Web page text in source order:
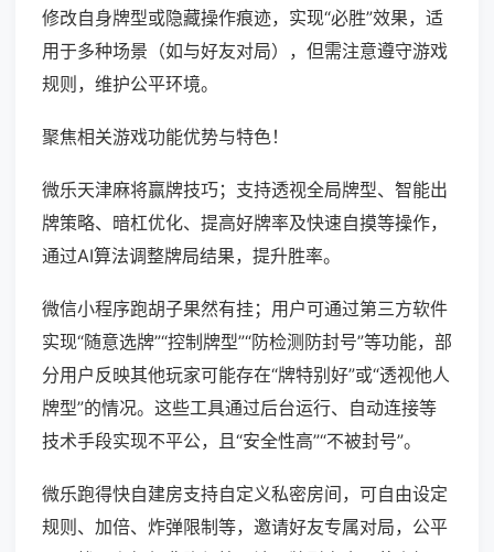
修改自身牌型或隐藏操作痕迹，实现“必胜”效果，适
用于多种场景（如与好友对局），但需注意遵守游戏
规则，维护公平环境。
聚焦相关游戏功能优势与特色！
微乐天津麻将赢牌技巧；支持透视全局牌型、智能出
牌策略、暗杠优化、提高好牌率及快速自摸等操作，
通过AI算法调整牌局结果，提升胜率。
微信小程序跑胡子果然有挂；用户可通过第三方软件
实现“随意选牌”“控制牌型”“防检测防封号”等功能，部
分用户反映其他玩家可能存在“牌特别好”或“透视他人
牌型”的情况。这些工具通过后台运行、自动连接等
技术手段实现不平公，且“安全性高”“不被封号”。
微乐跑得快自建房支持自定义私密房间，可自由设定
规则、加倍、炸弹限制等，邀请好友专属对局，公平